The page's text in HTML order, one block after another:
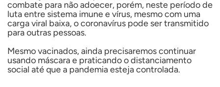
combate para não adoecer, porém, neste período de
luta entre sistema imune e vírus, mesmo com uma
carga viral baixa, o coronavírus pode ser transmitido
para outras pessoas.
Mesmo vacinados, ainda precisaremos continuar
usando máscara e praticando o distanciamento
social até que a pandemia esteja controlada.